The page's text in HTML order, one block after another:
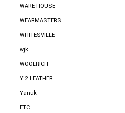
WARE HOUSE
WEARMASTERS
WHITESVILLE
wjk
WOOLRICH
Y'2 LEATHER
Yanuk
ETC